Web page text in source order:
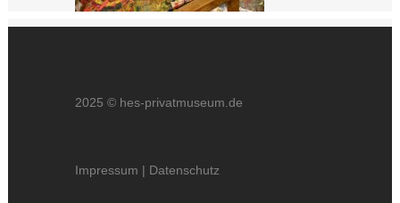
2025 © hes-privatmuseum.de
Impressum | Datenschutz